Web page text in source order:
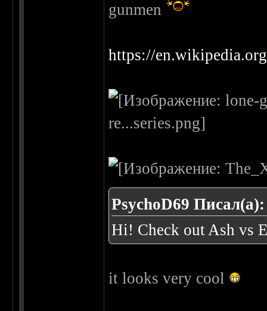
gunmen
https://
PsychoD69 Писал(а):
Hi! Check out Ash vs
it looks very cool